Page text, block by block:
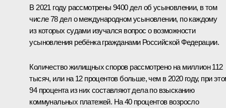
В 2021 году рассмотрены 9400 дел об усыновлении, в том
числе 78 дел о международном усыновлении, по каждому
из которых судами изучался вопрос о возможности
усыновления ребёнка гражданами Российской Федерации.
Количество жилищных споров рассмотрено на миллион 112
тысяч, или на 12 процентов больше, чем в 2020 году, при
94 процента из них составляют дела по взысканию
коммунальных платежей. На 40 процентов возросло